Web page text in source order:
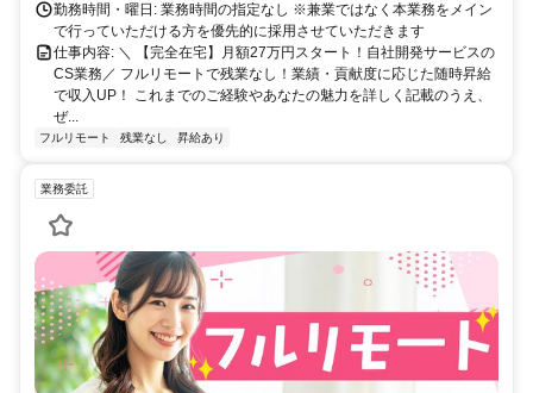
勤務時間・曜日: 業務時間の指定なし ※兼業ではなく本業務をメイン
で行っていただける方を優先的に採用させていただきます
仕事内容: ＼ 【完全在宅】月額27万円スタート！自社開発サービスの
CS業務／ フルリモートで残業なし！業績・貢献度に応じた随時昇給
で収入UP！ これまでのご経験やあなたの魅力を詳しく記載のうえ、
ぜ...
フルリモート 残業なし 昇給あり
業務委託